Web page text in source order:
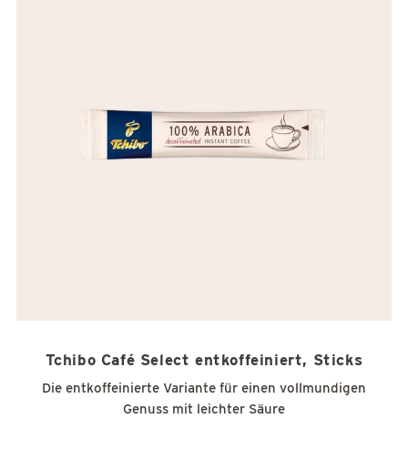
Tchibo Café Select entkoffeiniert, Sticks
Die entkoffeinierte Variante für einen vollmundigen
Genuss mit leichter Säure